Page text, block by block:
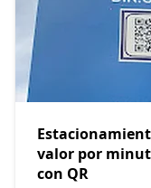
valor por
con QR